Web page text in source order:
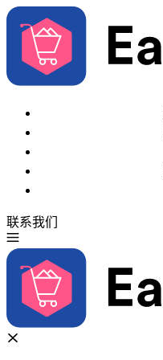
联系我们